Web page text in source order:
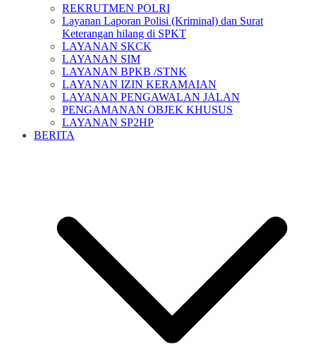
REKRUTMEN POLRI
Layanan Laporan Polisi (Kriminal) dan Surat
Keterangan hilang di SPKT
LAYANAN SKCK
LAYANAN SIM
LAYANAN BPKB /STNK
LAYANAN IZIN KERAMAIAN
LAYANAN PENGAWALAN JALAN
PENGAMANAN OBJEK KHUSUS
LAYANAN SP2HP
BERITA